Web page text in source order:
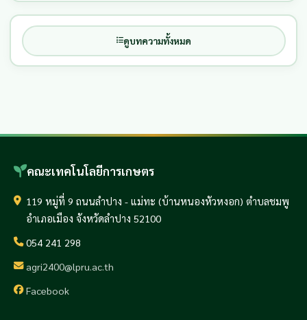
ดูบทความทั้งหมด
คณะเทคโนโลยีการเกษตร
119 หมู่ที่ 9 ถนนลำปาง - แม่ทะ (บ้านหนองหัวหงอก) ตำบลชมพู
อำเภอเมือง จังหวัดลำปาง 52100
054 241 298
agri2400@lpru.ac.th
Facebook